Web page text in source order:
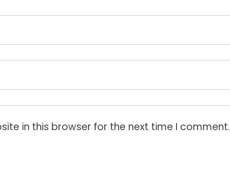
in this browser for the next time I comment.